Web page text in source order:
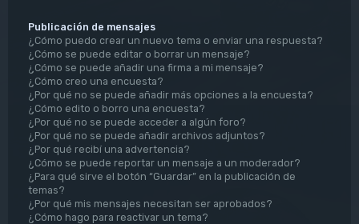
Publicación de mensajes
¿Cómo puedo crear un nuevo tema o enviar una respuesta?
¿Cómo se puede editar o borrar un mensaje?
¿Cómo se puede añadir una firma a mi mensaje?
¿Cómo creo una encuesta?
¿Por qué no se puede añadir más opciones a la encuesta?
¿Cómo edito o borro una encuesta?
¿Por qué no se puede acceder a algún foro?
¿Por qué no se puede añadir archivos adjuntos?
¿Por qué recibí una advertencia?
¿Cómo se puede reportar un mensaje a un moderador?
¿Para qué sirve el botón “Guardar” en la publicación de
temas?
¿Por qué mis mensajes necesitan ser aprobados?
¿Cómo hago para reactivar un tema?